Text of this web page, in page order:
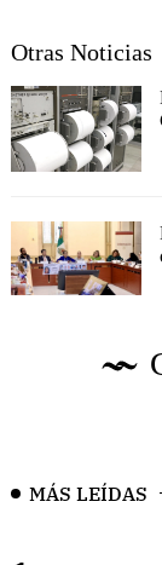
Otras Noticias
MÁS LEÍDAS